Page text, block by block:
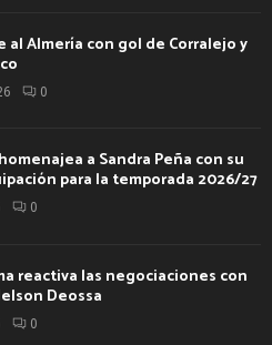
al Almería con gol de Corralejo y
0
a Sandra Peña con su
para la temporada 2026/27
0
reactiva las negociaciones con
Deossa
0